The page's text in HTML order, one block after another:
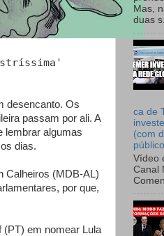
desencanto. Os
passam por ali. A
lembrar algumas
dias.
Calheiros (MDB-AL)
por que,
(PT) em nomear Lula
Mas,
duas
ca de
(com
Vídeo
Canal